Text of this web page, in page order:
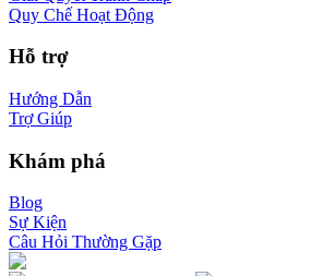
Quy Chế Hoạt Động
Hỗ trợ
Hướng Dẫn
Trợ Giúp
Khám phá
Blog
Sự Kiện
Câu Hỏi Thường Gặp